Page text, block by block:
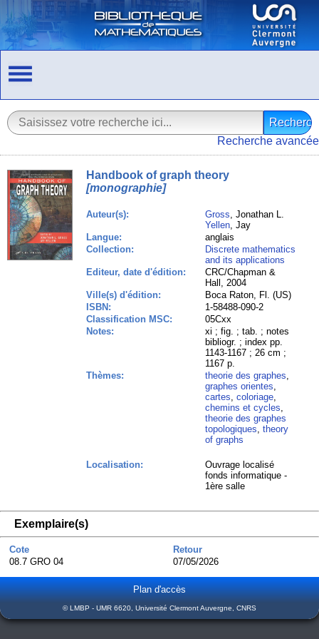
Recherche avancée
Handbook of graph theory
[monographie]
Auteur(s): Gross, Jonathan L.
Yellen, Jay
Langue:
anglais
Collection:
Discrete mathematics
and its applications
Editeur, date d'édition:
CRC/Chapman &
Hall, 2004
Ville(s) d'édition:
Boca Raton, Fl. (US)
ISBN:
1-58488-090-2
Classification MSC:
05Cxx
Notes:
xi ; fig. ; tab. ; notes
bibliogr. ; index pp.
1143-1167 ; 26 cm ;
1167 p.
Thèmes:
theorie des graphes,
graphes orientes,
cartes,coloriage,
chemins et cycles,
theorie des graphes
topologiques,theory
of graphs
Localisation:
Ouvrage localisé
fonds informatique -
1ère salle
Exemplaire(s)
Cote
Retour
08.7 GRO 04
07/05/2026
Plan d'accès
© LMBP - UMR 6620, Université Clermont Auvergne, CNRS